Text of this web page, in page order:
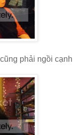
phải ngồi cạnh